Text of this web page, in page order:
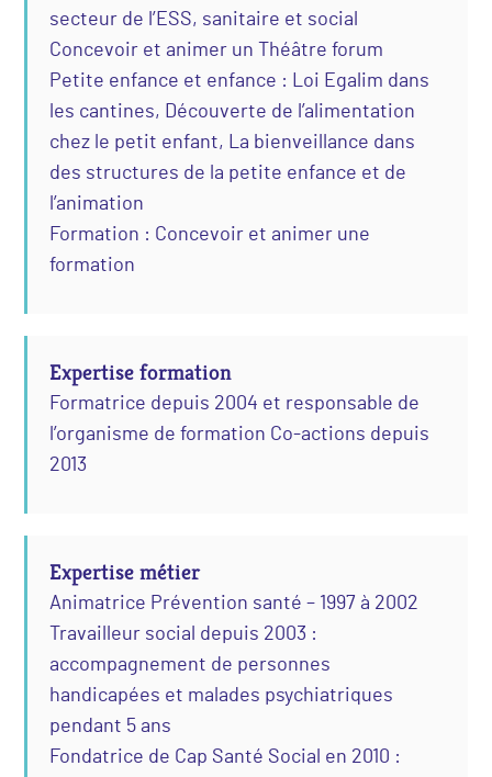
secteur de l’ESS, sanitaire et social
Concevoir et animer un Théâtre forum
Petite enfance et enfance : Loi Egalim dans
les cantines, Découverte de l’alimentation
chez le petit enfant, La bienveillance dans
des structures de la petite enfance et de
l’animation
Formation : Concevoir et animer une
formation
Expertise formation
Formatrice depuis 2004 et responsable de
l’organisme de formation Co-actions depuis
2013
Expertise métier
Animatrice Prévention santé – 1997 à 2002
Travailleur social depuis 2003 :
accompagnement de personnes
handicapées et malades psychiatriques
pendant 5 ans
Fondatrice de Cap Santé Social en 2010 :